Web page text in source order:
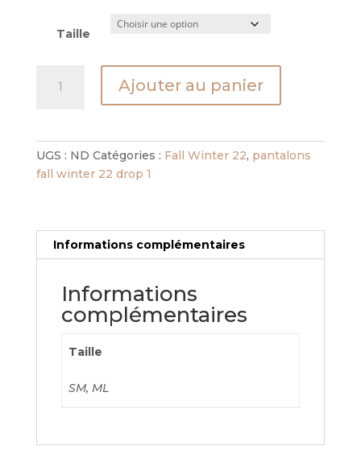
Taille
illusion
Ajouter au panier
UGS : ND Catégories : Fall Winter 22, pantalons
fall winter 22 drop 1
Informations complémentaires
Informations
complémentaires
Taille
SM, ML